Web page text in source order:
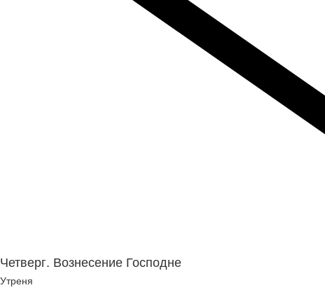
Четверг. Вознесение Господне
Утреня